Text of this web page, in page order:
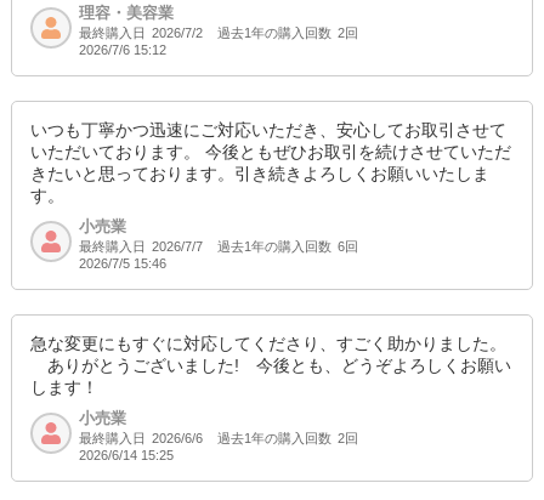
理容・美容業
最終購入日 2026/7/2 過去1年の購入回数 2回
2026/7/6 15:12
いつも丁寧かつ迅速にご対応いただき、安心してお取引させて
いただいております。 今後ともぜひお取引を続けさせていただ
きたいと思っております。引き続きよろしくお願いいたしま
す。
小売業
最終購入日 2026/7/7 過去1年の購入回数 6回
2026/7/5 15:46
急な変更にもすぐに対応してくださり、すごく助かりました。
ありがとうございました! 今後とも、どうぞよろしくお願い
します！
小売業
最終購入日 2026/6/6 過去1年の購入回数 2回
2026/6/14 15:25